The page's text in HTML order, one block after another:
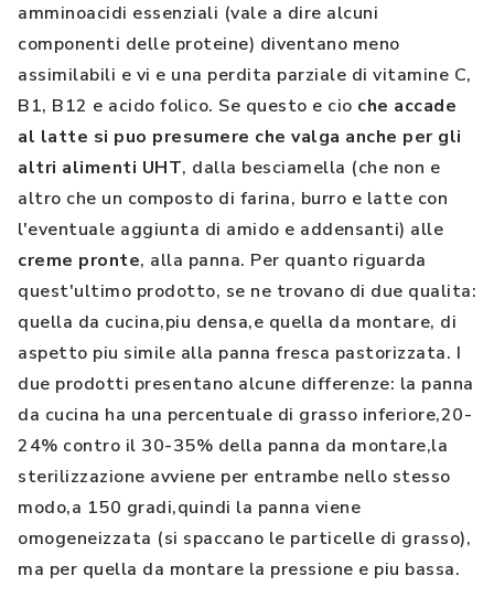
amminoacidi essenziali (vale a dire alcuni
componenti delle proteine) diventano meno
assimilabili e vi e una perdita parziale di vitamine C,
B1, B12 e acido folico. Se questo e cio che accade
al latte si puo presumere che valga anche per gli
altri alimenti UHT, dalla besciamella (che non e
altro che un composto di farina, burro e latte con
l'eventuale aggiunta di amido e addensanti) alle
creme pronte, alla panna. Per quanto riguarda
quest'ultimo prodotto, se ne trovano di due qualita:
quella da cucina,piu densa,e quella da montare, di
aspetto piu simile alla panna fresca pastorizzata. I
due prodotti presentano alcune differenze: la panna
da cucina ha una percentuale di grasso inferiore,20-
24% contro il 30-35% della panna da montare,la
sterilizzazione avviene per entrambe nello stesso
modo,a 150 gradi,quindi la panna viene
omogeneizzata (si spaccano le particelle di grasso),
ma per quella da montare la pressione e piu bassa.